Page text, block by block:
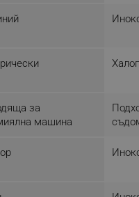
за
машина
Ефективност
Функционалност
влизане и управление на